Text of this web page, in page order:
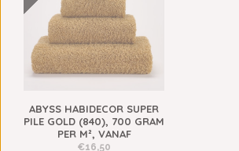
ABYSS HABIDECOR SUPER
PILE GOLD (840), 700 GRAM
PER M², VANAF
€16,50